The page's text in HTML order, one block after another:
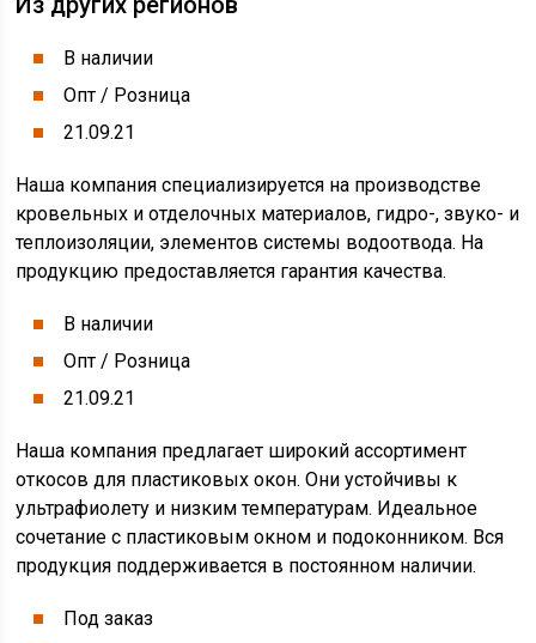
В наличии
Опт / Розница
21.09.21
Наша компания специализируется на производстве
кровельных и отделочных материалов, гидро-, звуко- и
теплоизоляции, элементов системы водоотвода. На
продукцию предоставляется гарантия качества.
В наличии
Опт / Розница
21.09.21
Наша компания предлагает широкий ассортимент
откосов для пластиковых окон. Они устойчивы к
ультрафиолету и низким температурам. Идеальное
сочетание с пластиковым окном и подоконником. Вся
продукция поддерживается в постоянном наличии.
Под заказ